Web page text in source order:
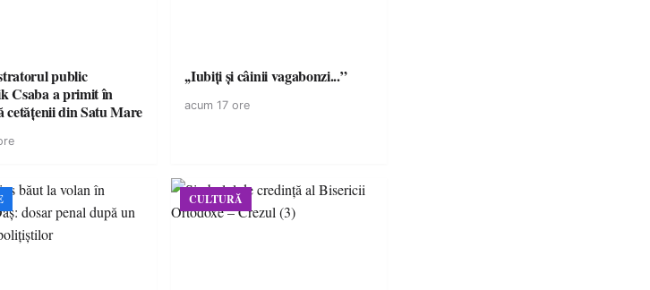
public
Csaba a primit în
cetățenii din Satu Mare
,,Iubiți și câinii vagabonzi...”
acum 17 ore
CULTURĂ